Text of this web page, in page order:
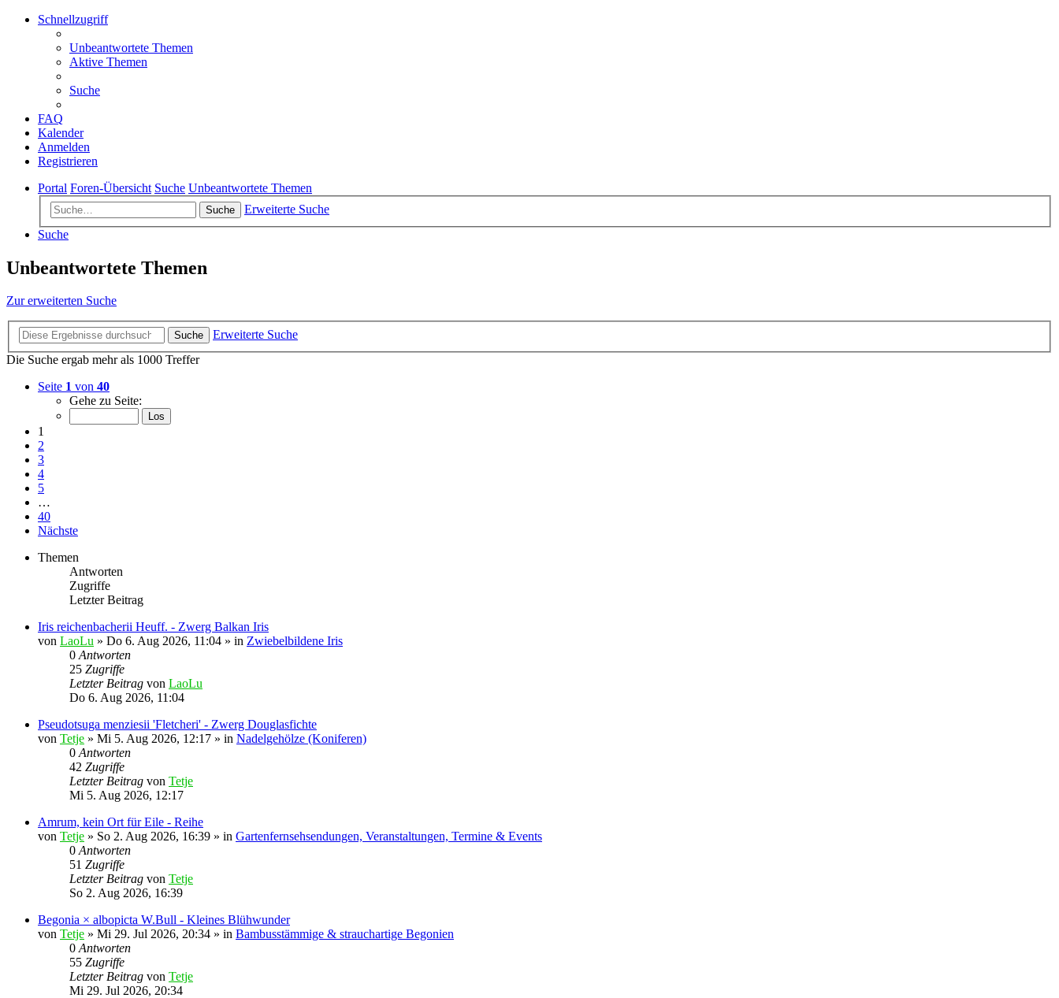
Schnellzugriff
Unbeantwortete Themen
Aktive Themen
Suche
FAQ
Kalender
Anmelden
Registrieren
Portal Foren-Übersicht Suche Unbeantwortete Themen
Suche
Erweiterte Suche
Suche
Unbeantwortete Themen
Zur erweiterten Suche
Suche
Erweiterte Suche
Die Suche ergab mehr als 1000 Treffer
Seite 1 von 40
Gehe zu Seite:
1
2
3
4
5
…
40
Nächste
Themen
Antworten
Zugriffe
Letzter Beitrag
Iris reichenbacherii Heuff. - Zwerg Balkan Iris
von LaoLu » Do 6. Aug 2026, 11:04 » in Zwiebelbildene Iris
0 Antworten
25 Zugriffe
Letzter Beitrag von LaoLu
Do 6. Aug 2026, 11:04
Pseudotsuga menziesii 'Fletcheri' - Zwerg Douglasfichte
von Tetje » Mi 5. Aug 2026, 12:17 » in Nadelgehölze (Koniferen)
0 Antworten
42 Zugriffe
Letzter Beitrag von Tetje
Mi 5. Aug 2026, 12:17
Amrum, kein Ort für Eile - Reihe
von Tetje » So 2. Aug 2026, 16:39 » in Gartenfernsehsendungen, Veranstaltungen, Termine & Events
0 Antworten
51 Zugriffe
Letzter Beitrag von Tetje
So 2. Aug 2026, 16:39
Begonia × albopicta W.Bull - Kleines Blühwunder
von Tetje » Mi 29. Jul 2026, 20:34 » in Bambusstämmige & strauchartige Begonien
0 Antworten
55 Zugriffe
Letzter Beitrag von Tetje
Mi 29. Jul 2026, 20:34